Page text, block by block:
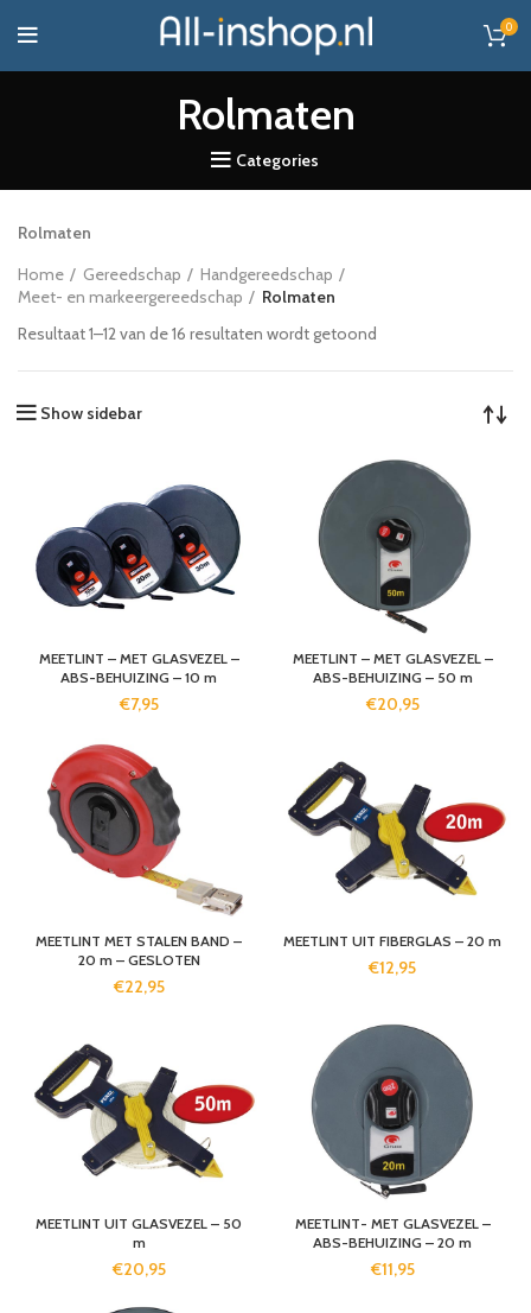
0
Rolmaten
Categories
Rolmaten
Home
Gereedschap
Handgereedschap
Meet- en markeergereedschap
Rolmaten
Resultaat 1–12 van de 16 resultaten wordt getoond
Show sidebar
MEETLINT – MET GLASVEZEL –
ABS-BEHUIZING – 10 m
€7,95
MEETLINT – MET GLASVEZEL –
ABS-BEHUIZING – 50 m
€20,95
MEETLINT MET STALEN BAND –
20 m – GESLOTEN
€22,95
MEETLINT UIT FIBERGLAS – 20 m
€12,95
MEETLINT UIT GLASVEZEL – 50
m
€20,95
MEETLINT- MET GLASVEZEL –
ABS-BEHUIZING – 20 m
€11,95